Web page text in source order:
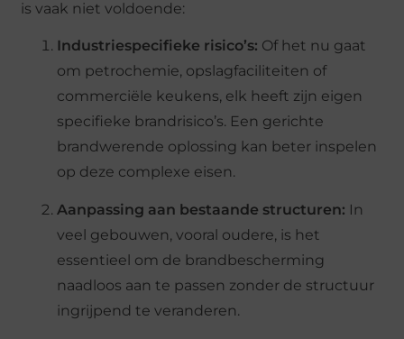
is vaak niet voldoende:
Industriespecifieke risico’s: Of het nu gaat
om petrochemie, opslagfaciliteiten of
commerciële keukens, elk heeft zijn eigen
specifieke brandrisico’s. Een gerichte
brandwerende oplossing kan beter inspelen
op deze complexe eisen.
Aanpassing aan bestaande structuren: In
veel gebouwen, vooral oudere, is het
essentieel om de brandbescherming
naadloos aan te passen zonder de structuur
ingrijpend te veranderen.